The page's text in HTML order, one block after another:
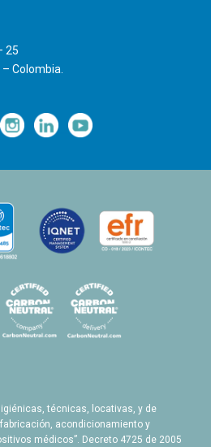
25
Colombia.
— —
técnicas, locativas, y de
acondicionamiento y
médicos”. Decreto 4725 de 2005